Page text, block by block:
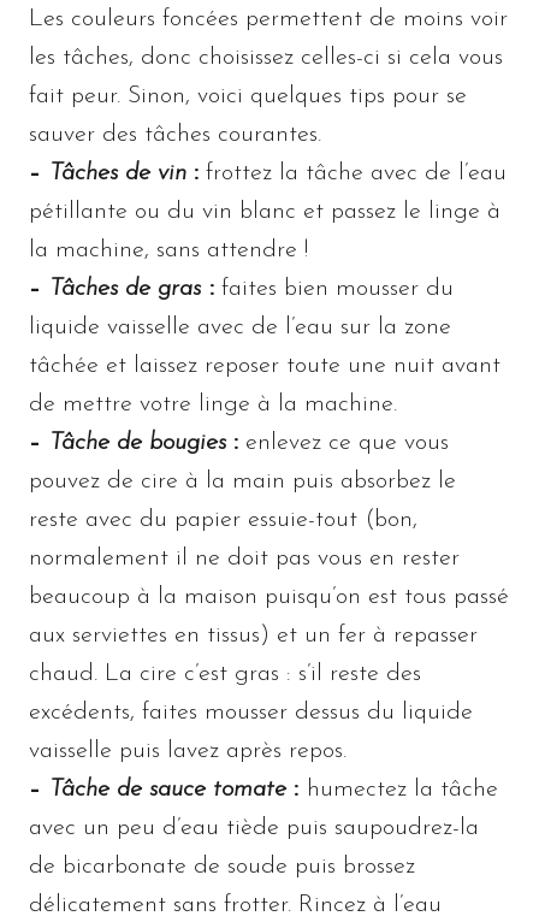
Les couleurs foncées permettent de moins voir
les tâches, donc choisissez celles-ci si cela vous
fait peur. Sinon, voici quelques tips pour se
sauver des tâches courantes.
–
Tâches de vin : frottez la tâche avec de l’eau
pétillante ou du vin blanc et passez le linge à
la machine, sans attendre !
–
Tâches de gras: faites bien mousser du
liquide vaisselle avec de l’eau sur la zone
tâchée et laissez reposer toute une nuit avant
de mettre votre linge à la machine.
–
Tâche de bougies : enlevez ce que vous
pouvez de cire à la main puis absorbez le
reste avec du papier essuie-tout (bon,
normalement il ne doit pas vous en rester
beaucoup à la maison puisqu’on est tous passé
aux serviettes en tissus) et un fer à repasser
chaud. La cire c’est gras : s’il reste des
excédents, faites mousser dessus du liquide
vaisselle puis lavez après repos.
–
Tâche de sauce tomate : humectez la tâche
avec un peu d’eau tiède puis saupoudrez-la
de bicarbonate de soude puis brossez
délicatement sans frotter. Rincez à l’eau